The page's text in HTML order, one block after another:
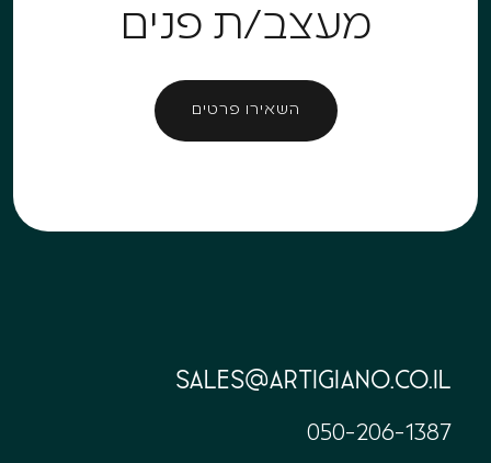
מעצב/ת פנים
השאירו פרטים
sales@artigiano.co.il
050-206-1387